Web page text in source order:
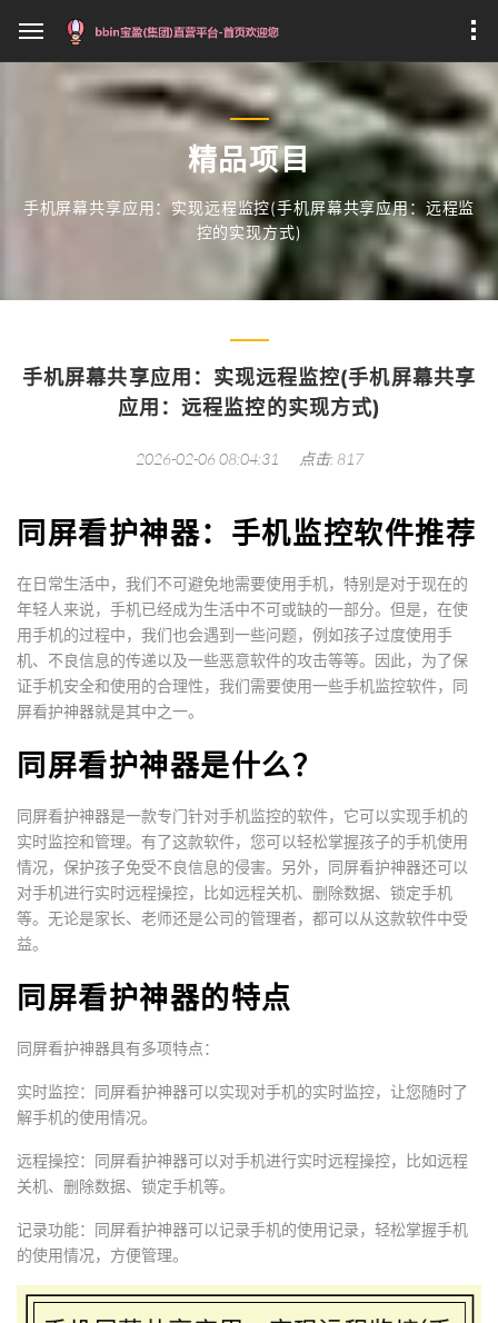
精品项目
手机屏幕共享应用：实现远程监控(手机屏幕共享应用：远程监
控的实现方式)
手机屏幕共享应用：实现远程监控(手机屏幕共享
应用：远程监控的实现方式)
2026-02-06 08:04:31 点击: 817
同屏看护神器：手机监控软件推荐
在日常生活中，我们不可避免地需要使用手机，特别是对于现在的
年轻人来说，手机已经成为生活中不可或缺的一部分。但是，在使
用手机的过程中，我们也会遇到一些问题，例如孩子过度使用手
机、不良信息的传递以及一些恶意软件的攻击等等。因此，为了保
证手机安全和使用的合理性，我们需要使用一些手机监控软件，同
屏看护神器就是其中之一。
同屏看护神器是什么？
同屏看护神器是一款专门针对手机监控的软件，它可以实现手机的
实时监控和管理。有了这款软件，您可以轻松掌握孩子的手机使用
情况，保护孩子免受不良信息的侵害。另外，同屏看护神器还可以
对手机进行实时远程操控，比如远程关机、删除数据、锁定手机
等。无论是家长、老师还是公司的管理者，都可以从这款软件中受
益。
同屏看护神器的特点
同屏看护神器具有多项特点：
实时监控：同屏看护神器可以实现对手机的实时监控，让您随时了
解手机的使用情况。
远程操控：同屏看护神器可以对手机进行实时远程操控，比如远程
关机、删除数据、锁定手机等。
记录功能：同屏看护神器可以记录手机的使用记录，轻松掌握手机
的使用情况，方便管理。